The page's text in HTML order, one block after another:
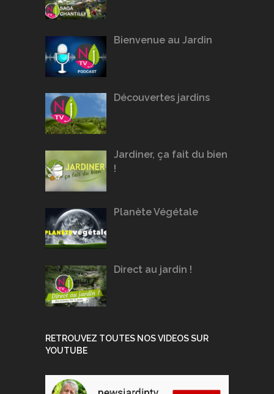
Bienvenue au Jardin
Découvertes jardins
Jardiner, ça fait du bien
!
Planète Végétale
Direct au jardin !
RETROUVEZ TOUTES NOS VIDEOS SUR
YOUTUBE